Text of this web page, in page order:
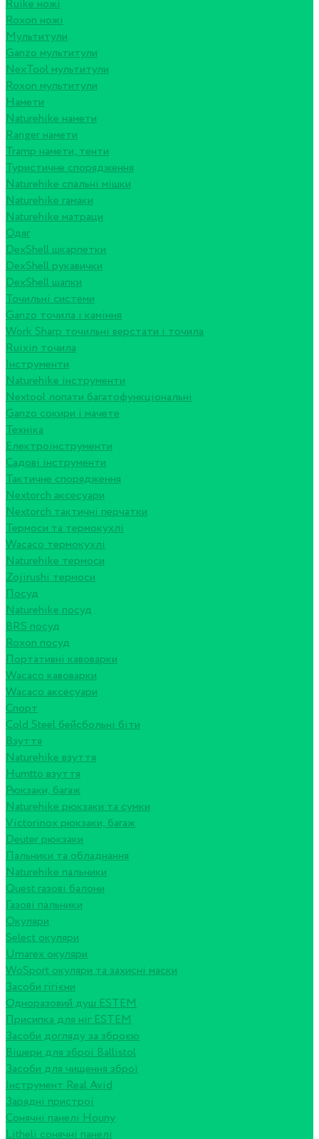
Ruike ножі
Roxon ножi
Мультитули
Ganzo мультитули
NexTool мультитули
Roxon мультитули
Намети
Naturehike намети
Ranger намети
Tramp намети, тенти
Туристичне спорядження
Naturehike спальні мішки
Naturehike гамаки
Naturehike матраци
Одяг
DexShell шкарпетки
DexShell рукавички
DexShell шапки
Точильні системи
Ganzo точила і каміння
Work Sharp точильні верстати і точила
Ruixin точила
Інструменти
Naturehike інструменти
Nextool лопати багатофункціональні
Ganzo сокири і мачете
Техніка
Електроінструменти
Садові інструменти
Тактичне спорядження
Nextorch аксесуари
Nextorch тактичні перчатки
Термоси та термокухлі
Wacaco термокухлі
Naturehike термоси
Zojirushi термоси
Посуд
Naturehike посуд
BRS посуд
Roxon посуд
Портативні кавоварки
Wacaco кавоварки
Wacaco аксесуари
Спорт
Cold Steel бейсбольні біти
Взуття
Naturehike взуття
Humtto взуття
Рюкзаки, багаж
Naturehike рюкзаки та сумки
Victorinox рюкзаки, багаж
Deuter рюкзаки
Пальники та обладнання
Naturehike пальники
Quest газові балони
Газові пальники
Окуляри
Select окуляри
Umarex окуляри
WoSport окуляри та захисні маски
Засоби гігієни
Одноразовий душ ESTEM
Присипка для ніг ESTEM
Засоби догляду за зброєю
Вішери для зброї Ballistol
Засоби для чищення зброї
Інструмент Real Avid
Зарядні пристрої
Сонячні панелі Houny
Litheli сонячні панелі